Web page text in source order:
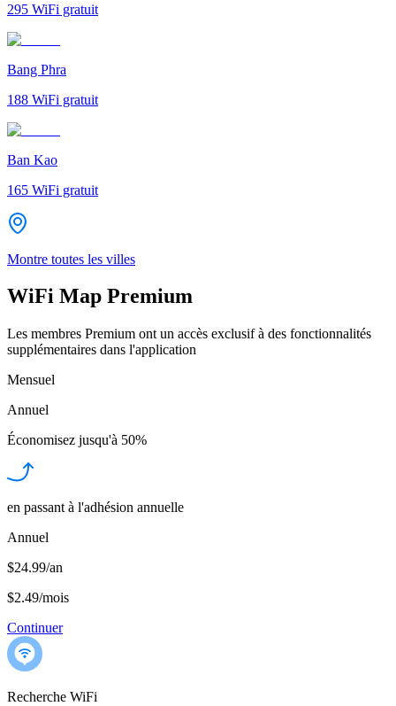
295 WiFi gratuit
Bang Phra
188 WiFi gratuit
Ban Kao
165 WiFi gratuit
Montre toutes les villes
WiFi Map Premium
Les membres Premium ont un accès exclusif à des fonctionnalités
supplémentaires dans l'application
Mensuel
Annuel
Économisez jusqu'à 50%
en passant à l'adhésion annuelle
Annuel
$24.99/an
$2.49/mois
Continuer
Recherche WiFi